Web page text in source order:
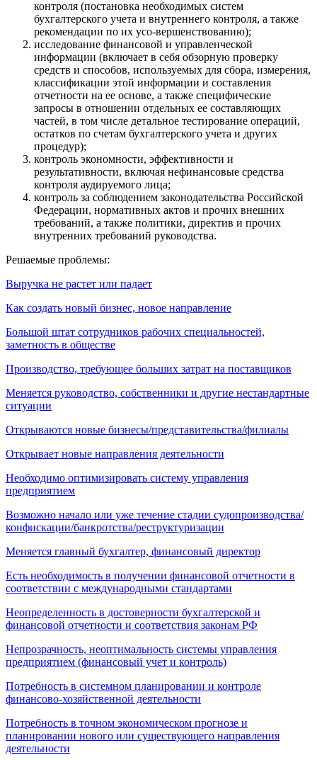
контроля (постановка необходимых систем
бухгалтерского учета и внутреннего контроля, а также
рекомендации по их усо-вершенствованию);
исследование финансовой и управленческой
информации (включает в себя обзорную проверку
средств и способов, используемых для сбора, измерения,
классификации этой информации и составления
отчетности на ее основе, а также специфические
запросы в отношении отдельных ее составляющих
частей, в том числе детальное тестирование операций,
остатков по счетам бухгалтерского учета и других
процедур);
контроль экономности, эффективности и
результативности, включая нефинансовые средства
контроля аудируемого лица;
контроль за соблюдением законодательства Российской
Федерации, нормативных актов и прочих внешних
требований, а также политики, директив и прочих
внутренних требований руководства.
Решаемые проблемы:
Выручка не растет или падает
Как создать новый бизнес, новое направление
Большой штат сотрудников рабочих специальностей,
заметность в обществе
Производство, требующее больших затрат на поставщиков
Меняется руководство, собственники и другие нестандартные
ситуации
Открываются новые бизнесы/представительства/филиалы
Открывает новые направления деятельности
Необходимо оптимизировать систему управления
предприятием
Возможно начало или уже течение стадии судопроизводства/
конфискации/банкротства/реструктуризации
Меняется главный бухгалтер, финансовый директор
Есть необходимость в получении финансовой отчетности в
соответствии с международными стандартами
Неопределенность в достоверности бухгалтерской и
финансовой отчетности и соответствия законам РФ
Непрозрачность, неоптимальность системы управления
предприятием (финансовый учет и контроль)
Потребность в системном планировании и контроле
финансово-хозяйственной деятельности
Потребность в точном экономическом прогнозе и
планировании нового или существующего направления
деятельности